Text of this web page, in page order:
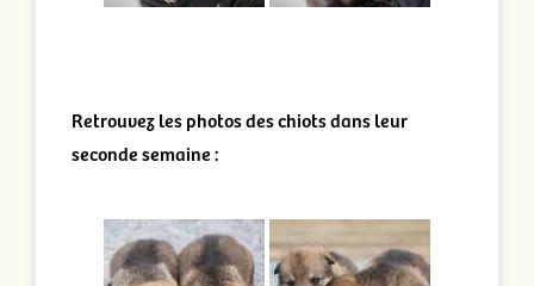
Retrouvez les photos des chiots dans leur
seconde semaine :